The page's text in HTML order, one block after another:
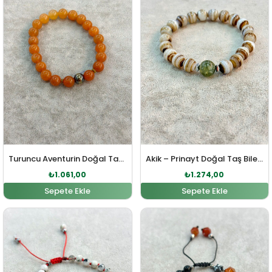
Turuncu Aventurin Doğal Taş Bileklik
₺1.061,00
Sepete Ekle
Akik – Prinayt Doğal Taş Bileklik
₺1.274,00
Sepete Ekle
Orijinal fiyat: ₺778,00.
Şu andaki fiyat: ₺708,00. Orijinal fiyat:Şu andaki